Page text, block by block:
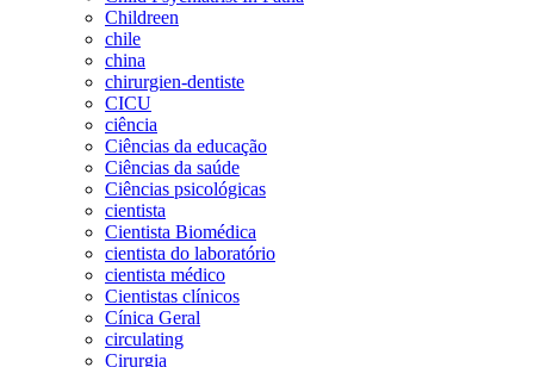
Childreen
chile
china
chirurgien-dentiste
CICU
ciência
Ciências da educação
Ciências da saúde
Ciências psicológicas
cientista
Cientista Biomédica
cientista do laboratório
cientista médico
Cientistas clínicos
Cínica Geral
circulating
Cirurgia